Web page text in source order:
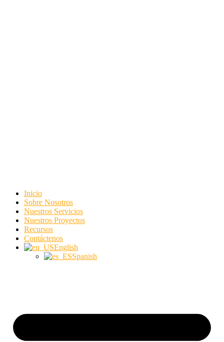
Inicio
Sobre Nosotros
Nuestros Servicios
Nuestros Proyectos
Recursos
Contáctenos
English
Spanish